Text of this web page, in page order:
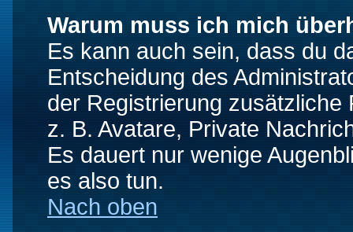
Warum muss ich mich
Es kann auch sein, dass du
Entscheidung des
der Registrierung
z. B. Avatare, Private
Es dauert nur wenige
es also tun.
Nach oben